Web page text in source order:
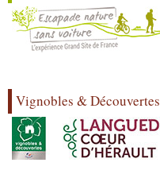
Vignobles & Découvertes